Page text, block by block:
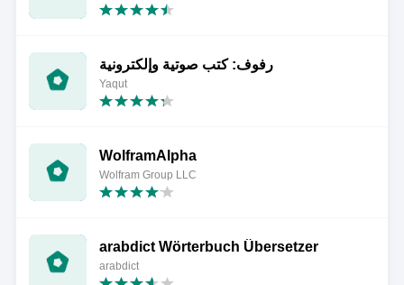
رفوف: كتب صوتية وإلكترونية
Yaqut
WolframAlpha
Wolfram Group LLC
arabdict Wörterbuch Übersetzer
arabdict